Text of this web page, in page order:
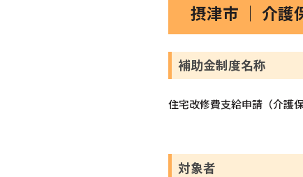
摂津市 ｜ 介護
補助金制度名称
住宅改修費支給申請（介護
対象者